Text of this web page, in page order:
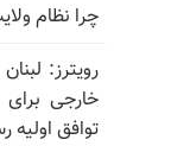
چرا نظام
رویترز:
خارجی
توافق اولیه